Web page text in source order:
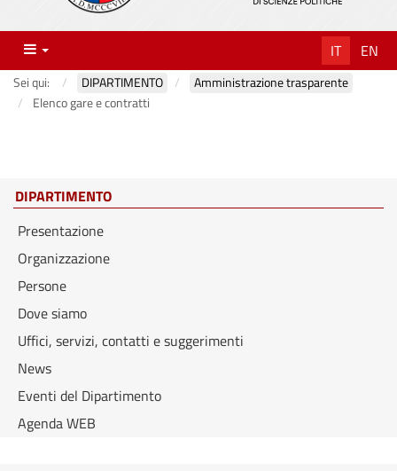
Menu IT EN
Sei qui: DIPARTIMENTO
Amministrazione trasparente
Elenco gare e contratti
DIPARTIMENTO
Presentazione
Organizzazione
Persone
Dove siamo
Uffici, servizi, contatti e suggerimenti
News
Eventi del Dipartimento
Agenda WEB